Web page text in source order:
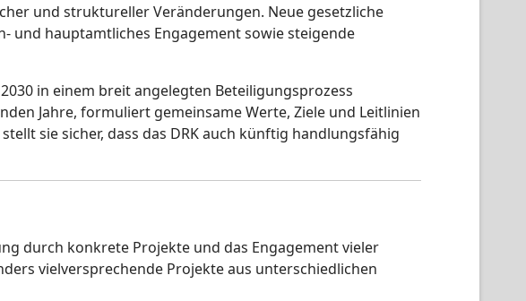
und struktureller Veränderungen. Neue gesetzliche
und hauptamtliches Engagement sowie steigende
in einem breit angelegten Beteiligungsprozess
Jahre, formuliert gemeinsame Werte, Ziele und Leitlinien
sie sicher, dass das DRK auch künftig handlungsfähig
durch konkrete Projekte und das Engagement vieler
vielversprechende Projekte aus unterschiedlichen